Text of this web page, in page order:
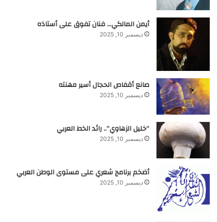
أيمن المالكي… فنان تفوق على أستاذه
ديسمبر 10, 2025
صانع أقفاص الحجال أسير مهنته
ديسمبر 10, 2025
“خليل الزهاوي”.. رائد الخط العربي
ديسمبر 10, 2025
أضخم برنامج شعري على مستوى الوطن العربي
ديسمبر 10, 2025